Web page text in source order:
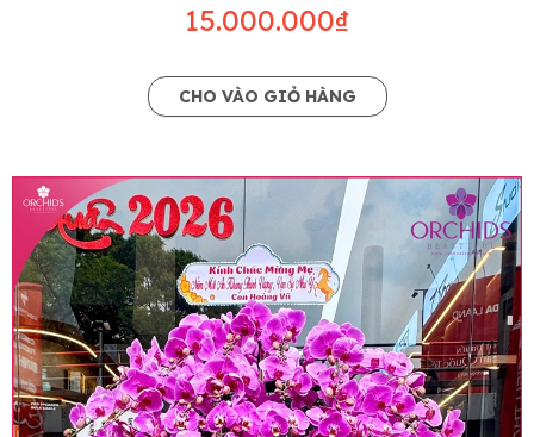
15.000.000₫
CHO VÀO GIỎ HÀNG